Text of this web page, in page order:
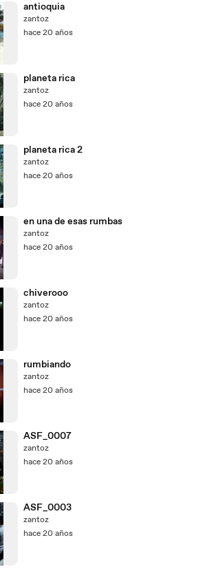
antioquia
zantoz
hace 20 años
planeta rica
zantoz
hace 20 años
planeta rica 2
zantoz
hace 20 años
en una de esas rumbas
zantoz
hace 20 años
chiverooo
zantoz
hace 20 años
rumbiando
zantoz
hace 20 años
ASF_0007
zantoz
hace 20 años
ASF_0003
zantoz
hace 20 años